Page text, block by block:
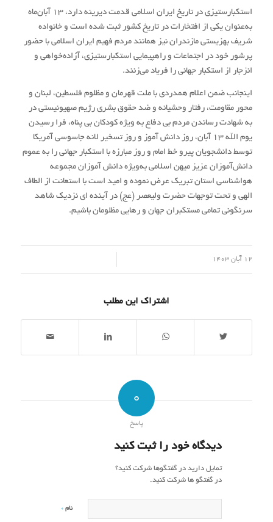
استکبارستیزی در تاریخ ایران اسلامی قدمت دیرینه دارد، ۱۳ آبان‌ماه
به‌عنوان یکی از افتخارات در تاریخ کشور ثبت شده است و خانواده
شریف بهزیستی مازندران نیز همانند مردم فهیم ایران اسلامی با حضور
پرشور خود در اجتماعات و راهپیمایی استکبارستیزی، آزاده‌خواهی و
انزجار از استکبار جهانی را فریاد می‌زنند.
اینجانب ضمن اعلام همدردی با ملت قهرمان و مظلوم فلسطین، لبنان و
محور مقاومت، رفتار وحشیانه و ضد حقوق بشری رژیم صهیونیستی در
به شهادت رساندن مردم بی دفاع به ویژه کودکان بی پناه، فرا رسیدن
یوم الله ۱۳ آبان، روز دانش آموز و روز تسخیر لانه جاسوسی آمریکا
توسط دانشجویان پیرو خط امام و روز مبارزه با استکبار جهانی را به عموم
دانش‌آموزان عزیز میهن اسلامی به‌ویژه دانش آموزان مجموعه
هواشناسی استان تبریک عرض نموده و امید است با استعانت از الطاف
الهی و تحت توجهات حضرت ولیعصر (عج) در آینده ای نزدیک شاهد
سرنگونی تمامی مستکبران جهان و رهایی مظلومان باشیم.
12 آبان 1403
اشتراک این مطلب
0
پاسخ
دیدگاه خود را ثبت کنید
تمایل دارید در گفتگوها شرکت کنید؟
در گفتگو ها شرکت کنید.
نام *